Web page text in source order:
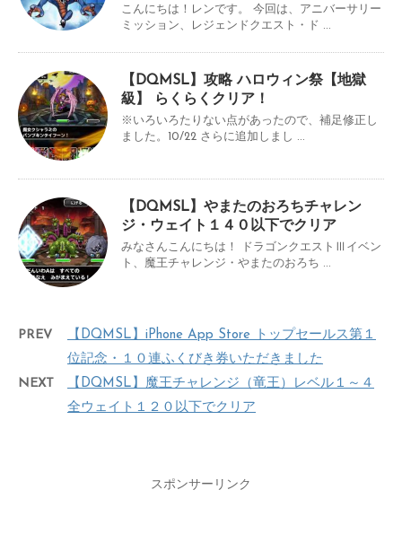
こんにちは！レンです。 今回は、アニバーサリー
ミッション、レジェンドクエスト・ド ...
【DQMSL】攻略 ハロウィン祭【地獄
級】 らくらくクリア！
※いろいろたりない点があったので、補足修正し
ました。10/22 さらに追加しまし ...
【DQMSL】やまたのおろちチャレン
ジ・ウェイト１４０以下でクリア
みなさんこんにちは！ ドラゴンクエストⅢイベン
ト、魔王チャレンジ・やまたのおろち ...
PREV
【DQMSL】iPhone App Store トップセールス第１
位記念・１０連ふくびき券いただきました
NEXT
【DQMSL】魔王チャレンジ（竜王）レベル１～４
全ウェイト１２０以下でクリア
スポンサーリンク